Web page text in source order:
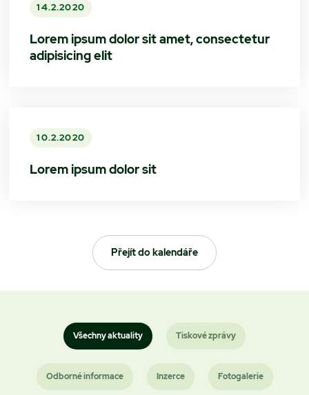
14.2.2020
Lorem ipsum dolor sit amet, consectetur
adipisicing elit
10.2.2020
Lorem ipsum dolor sit
Přejít do kalendáře
Všechny aktuality Tiskové zprávy
Odborné informace Inzerce Fotogalerie